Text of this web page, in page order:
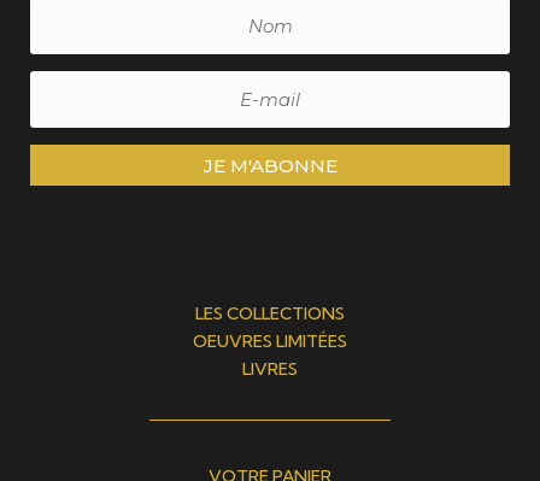
JE M'ABONNE
LES COLLECTIONS
OEUVRES LIMITÉES
LIVRES
VOTRE PANIER